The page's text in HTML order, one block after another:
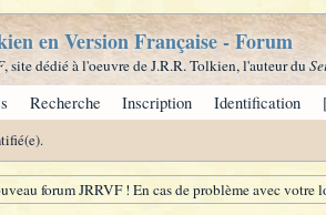
en Version Française - Forum
, site dédié à l'oeuvre de J.R.R. Tolkien, l'auteur du
Recherche Inscription Identification
forum JRRVF ! En cas de problème avec